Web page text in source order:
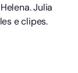
Julia
e clipes.